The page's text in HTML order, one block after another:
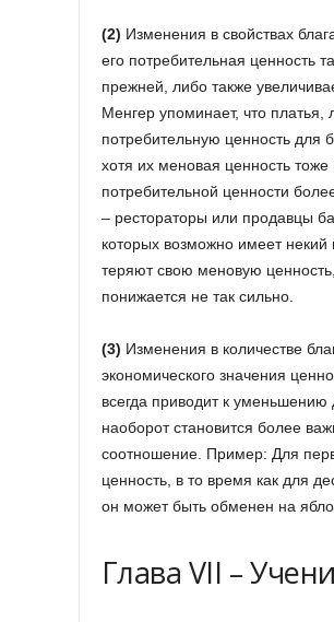
(2) Изменения в свойствах
его потребительная ценность
прежней, либо также
Менгер упоминает, что
потребительную ценность для
хотя их меновая ценность
потребительной ценности
– рестораторы или продавцы
которых возможно имеет некий
теряют свою меновую
понижается не так сильно.
(3) Изменения в количестве
экономического значения
всегда приводит к
наоборот становится более
соотношение. Пример: Для
ценность, в то время как для
он может быть обменен на
Глава VII –